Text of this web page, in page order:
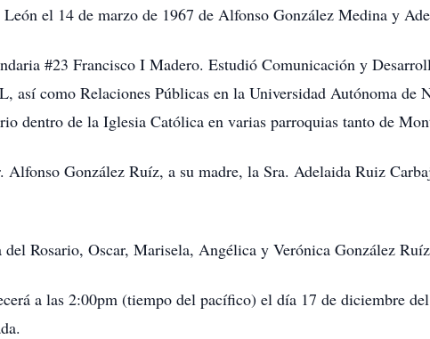
el 14 de marzo de 1967 de Alfonso González Medina y
#23 Francisco I Madero. Estudió Comunicación y
así como Relaciones Públicas en la Universidad Autónoma de
dentro de la Iglesia Católica en varias parroquias tanto de
Alfonso González Ruíz, a su madre, la Sra. Adelaida Ruiz
Rosario, Oscar, Marisela, Angélica y Verónica González
a las 2:00pm (tiempo del pacífico) el día 17 de diciembre